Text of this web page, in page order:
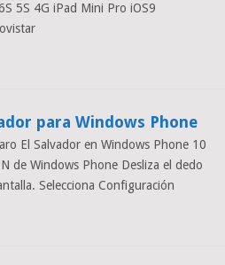
5S 4G iPad Mini Pro iOS9
para Windows Phone
El Salvador en Windows Phone 10
de Windows Phone Desliza el dedo
Selecciona Configuración